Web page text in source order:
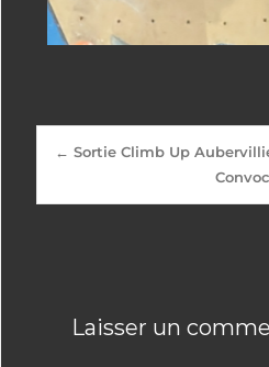
← Sortie Climb Up
Laisser un